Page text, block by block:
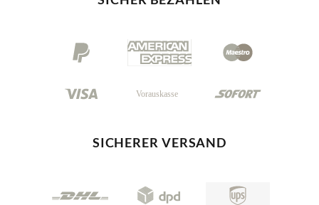
SICHERER VERSAND